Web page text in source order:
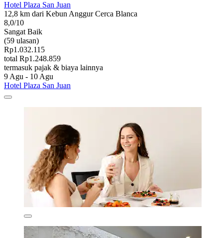
Hotel Plaza San Juan
12,8 km dari Kebun Anggur Cerca Blanca
8,0/10
Sangat Baik
(59 ulasan)
Rp1.032.115
total Rp1.248.859
termasuk pajak & biaya lainnya
9 Agu - 10 Agu
Hotel Plaza San Juan